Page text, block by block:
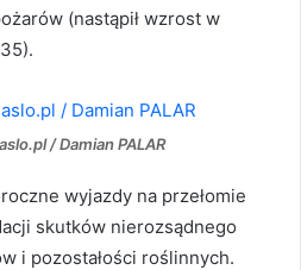
(nastąpił wzrost w
/ Damian PALAR
wyjazdy na przełomie
skutków nierozsądnego
i pozostałości roślinnych.